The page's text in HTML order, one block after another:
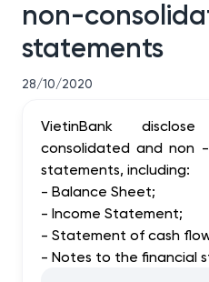
non-
statements
28/10/2020
VietinBank
consolidated and non
statements, including:
- Balance Sheet;
- Income Statement;
- Statement of cash
- Notes to the financial